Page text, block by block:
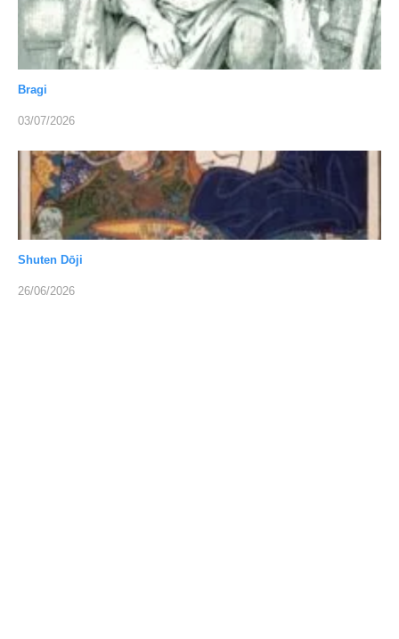
Bragi
03/07/2026
Shuten Dōji
26/06/2026